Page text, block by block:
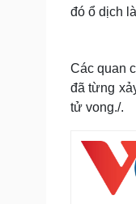
đó ổ dịch
Các quan
đã từng
tử vong./.